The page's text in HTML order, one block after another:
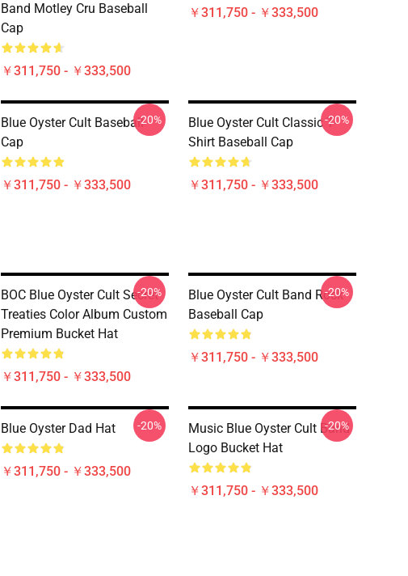
Band Motley Cru Baseball
Cap
￥311,750 - ￥333,500
￥311,750 - ￥333,500
Blue Oyster Cult Baseball
Cap
￥311,750 - ￥333,500
-20%
Blue Oyster Cult Classic T-
Shirt Baseball Cap
￥311,750 - ￥333,500
-20%
BOC Blue Oyster Cult Secret
Treaties Color Album Custom
Premium Bucket Hat
￥311,750 - ￥333,500
-20%
Blue Oyster Cult Band Rock
Baseball Cap
￥311,750 - ￥333,500
-20%
Blue Oyster Dad Hat
￥311,750 - ￥333,500
-20%
Music Blue Oyster Cult Band
Logo Bucket Hat
￥311,750 - ￥333,500
-20%